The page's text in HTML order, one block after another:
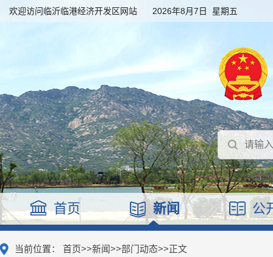
欢迎访问临沂临港经济开发区网站 2026年8月7日 星期五
首页 新闻 公
当前位置： 首页>>新闻>>部门动态>>正文